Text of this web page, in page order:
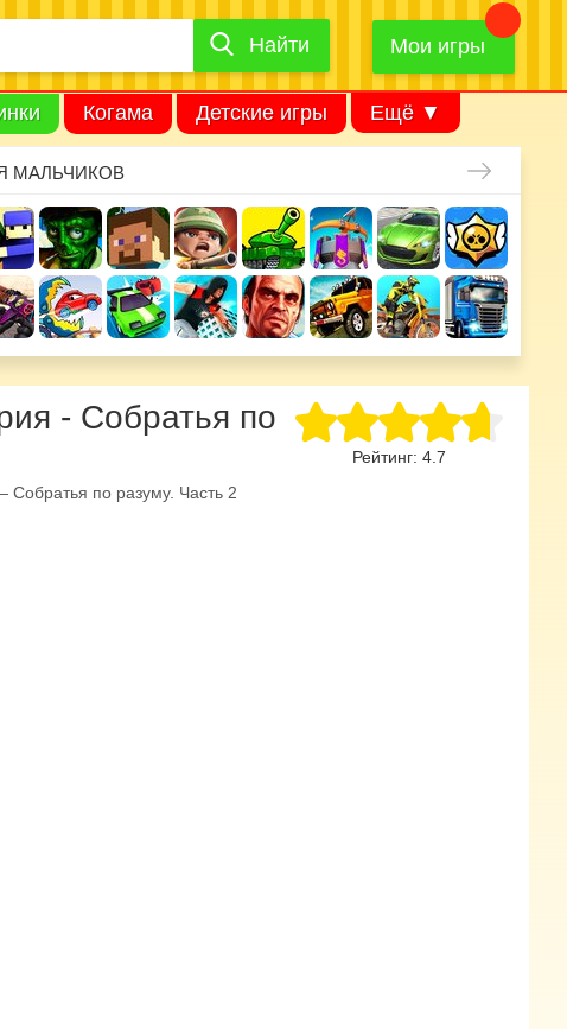
Найти
Найти Мои игры
Когама Детские игры Ещё ▼
МАЛЬЧИКОВ
Рейтинг: 4.7
- Собратья по
Собратья по разуму. Часть 2